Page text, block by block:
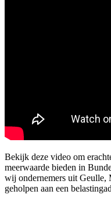
Bekijk deze video om
meerwaarde bieden in
wij ondernemers uit Geulle,
geholpen aan een